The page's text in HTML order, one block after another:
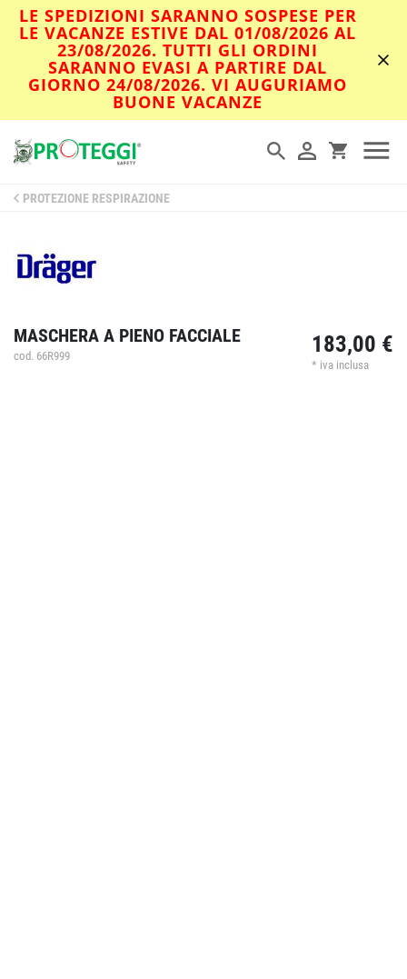
LE SPEDIZIONI SARANNO SOSPESE PER
LE VACANZE ESTIVE DAL 01/08/2026 AL
23/08/2026. TUTTI GLI ORDINI
SARANNO EVASI A PARTIRE DAL
GIORNO 24/08/2026. VI AUGURIAMO
BUONE VACANZE
PROTEZIONE RESPIRAZIONE
MASCHERA A PIENO FACCIALE
cod. 66R999 183,00 €
* iva inclusa